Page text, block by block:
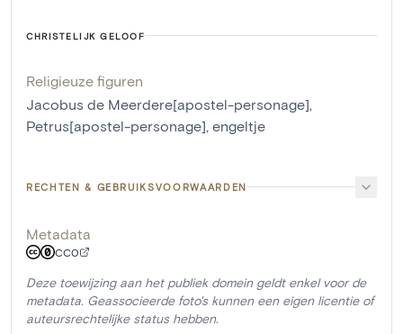
CHRISTELIJK GELOOF
Religieuze figuren
Jacobus de Meerdere[apostel-personage],
Petrus[apostel-personage], engeltje
RECHTEN & GEBRUIKSVOORWAARDEN
Metadata
CC0
Deze toewijzing aan het publiek domein geldt enkel voor de
metadata. Geassocieerde foto's kunnen een eigen licentie of
auteursrechtelijke status hebben.